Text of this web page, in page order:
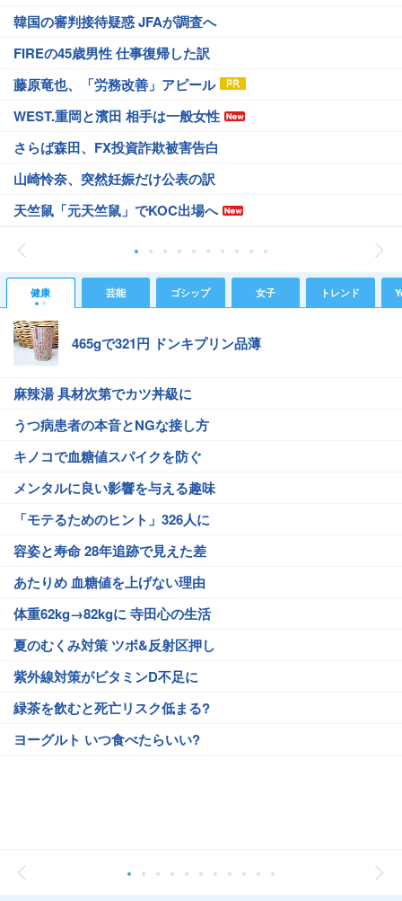
韓国の審判接待疑惑 JFAが調査へ
FIREの45歳男性 仕事復帰した訳
藤原竜也、「労務改善」アピール
WEST.重岡と濱田 相手は一般女性
さらば森田、FX投資詐欺被害告白
山崎怜奈、突然妊娠だけ公表の訳
天竺鼠「元天竺鼠」でKOC出場へ
健康 芸能 ゴシップ 女子 トレンド
465gで321円 ドンキプリン品薄
麻辣湯 具材次第でカツ丼級に
うつ病患者の本音とNGな接し方
キノコで血糖値スパイクを防ぐ
メンタルに良い影響を与える趣味
「モテるためのヒント」326人に
容姿と寿命 28年追跡で見えた差
あたりめ 血糖値を上げない理由
体重62kg→82kgに 寺田心の生活
夏のむくみ対策 ツボ&反射区押し
紫外線対策がビタミンD不足に
緑茶を飲むと死亡リスク低まる?
ヨーグルト いつ食べたらいい?